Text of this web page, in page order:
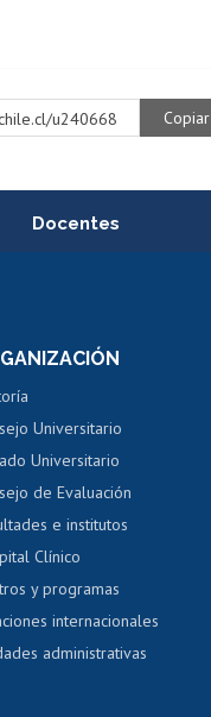
u240668 Copiar
Docentes
Perfeccionamiento
Evaluación docente
Calificación académica
Postulación al AUCAI
Universitario
Universitario
de Evaluación
e institutos
Clínico
y programas
internacionales
administrativas